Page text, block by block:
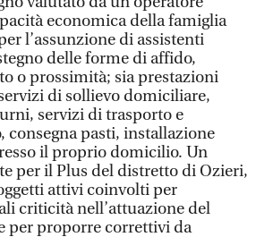
economica della famiglia
l’assunzione di assistenti
delle forme di affido,
o prossimità; sia prestazioni
di sollievo domiciliare,
servizi di trasporto e
consegna pasti, installazione
il proprio domicilio. Un
per il Plus del distretto di Ozieri,
attivi coinvolti per
criticità nell’attuazione del
per proporre correttivi da